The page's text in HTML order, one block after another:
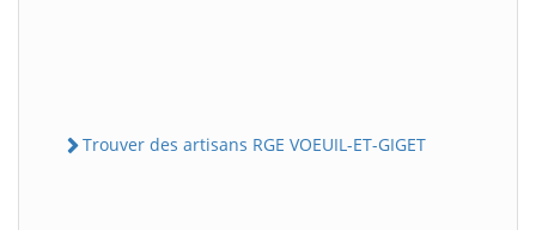
Trouver des artisans RGE VOEUIL-ET-GIGET